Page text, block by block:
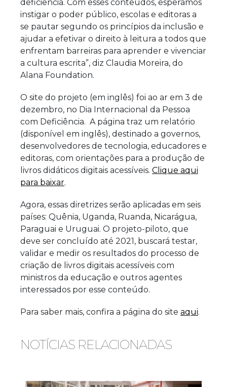
deficiência. Com esses conteúdos, esperamos
instigar o poder público, escolas e editoras a
se pautar segundo os princípios da inclusão e
ajudar a efetivar o direito à leitura a todos que
enfrentam barreiras para aprender e vivenciar
a cultura escrita”, diz Claudia Moreira, do
Alana Foundation.
O site do projeto (em inglês) foi ao ar em 3 de
dezembro, no Dia Internacional da Pessoa
com Deficiência. A página traz um relatório
(disponível em inglês), destinado a governos,
desenvolvedores de tecnologia, educadores e
editoras, com orientações para a produção de
livros didáticos digitais acessíveis. Clique aqui
para baixar.
Agora, essas diretrizes serão aplicadas em seis
países: Quênia, Uganda, Ruanda, Nicarágua,
Paraguai e Uruguai. O projeto-piloto, que
deve ser concluído até 2021, buscará testar,
validar e medir os resultados do processo de
criação de livros digitais acessíveis com
ministros da educação e outros agentes
interessados por esse conteúdo.
Para saber mais, confira a página do site aqui.
NOTÍCIAS RELACIONADAS